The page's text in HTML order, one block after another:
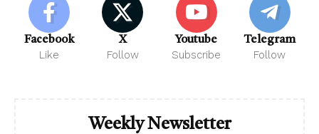
Facebook
Like
X
Follow
Youtube
Subscribe
Telegram
Follow
Weekly Newsletter